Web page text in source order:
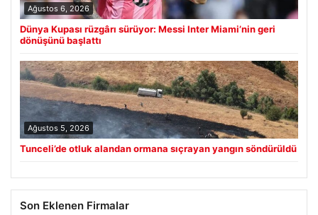
Ağustos 6, 2026
Dünya Kupası rüzgârı sürüyor: Messi Inter Miami’nin geri
dönüşünü başlattı
Ağustos 5, 2026
Tunceli’de otluk alandan ormana sıçrayan yangın söndürüldü
Son Eklenen Firmalar